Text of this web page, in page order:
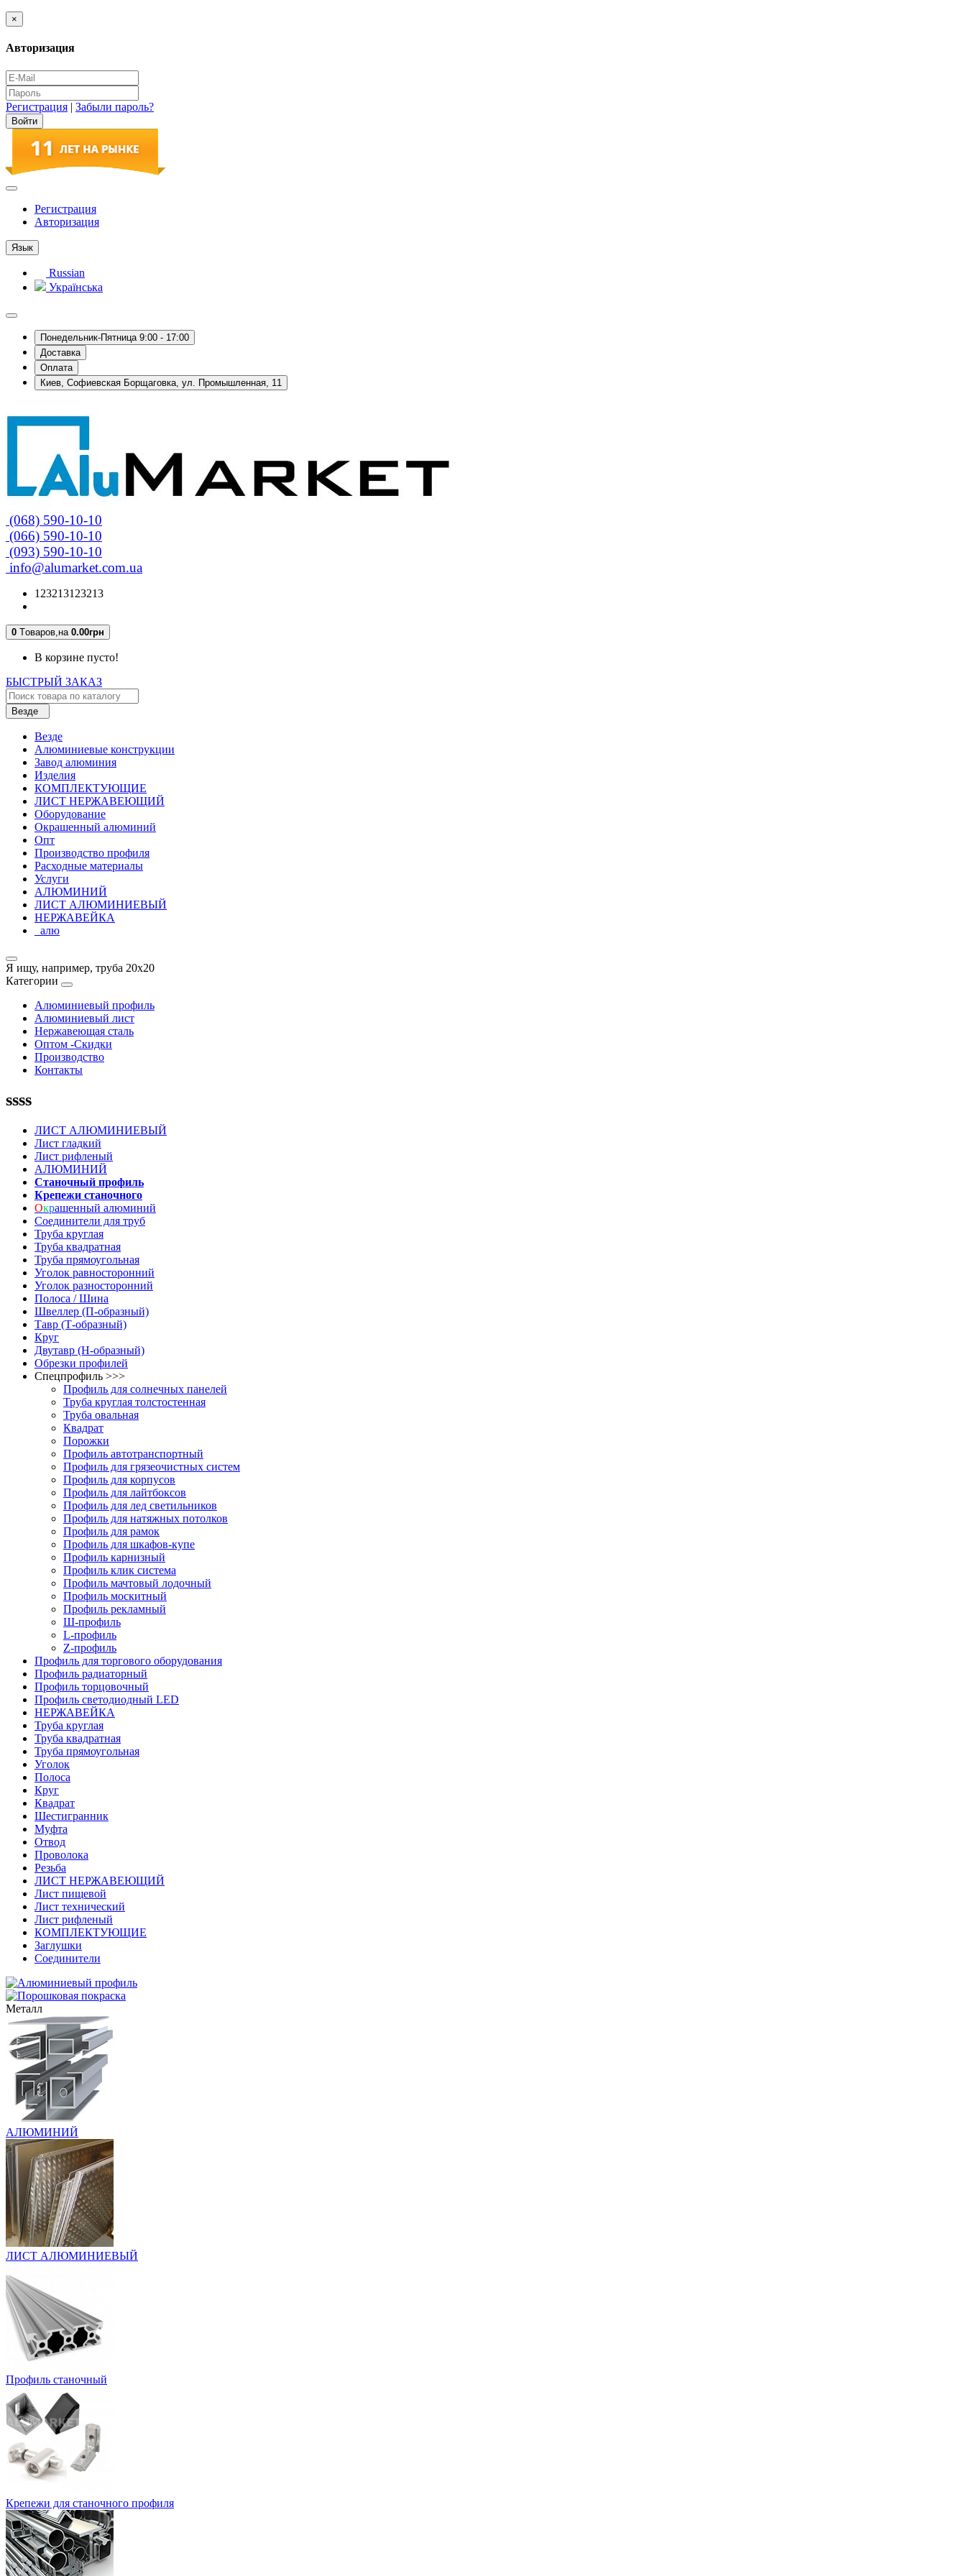
×
Авторизация
Регистрация | Забыли пароль?
Регистрация
Авторизация
Язык
Russian
Українська
Понедельник-Пятница 9:00 - 17:00
Доставка
Оплата
Киев, Софиевская Борщаговка, ул. Промышленная, 11
(068) 590-10-10
(066) 590-10-10
(093) 590-10-10
info@alumarket.com.ua
123213123213
0 Tоваров, на 0.00грн
В корзине пусто!
БЫСТРЫЙ ЗАКАЗ
Везде
Везде
Алюминиевые конструкции
Завод алюминия
Изделия
КОМПЛЕКТУЮЩИЕ
ЛИСТ НЕРЖАВЕЮЩИЙ
Оборудование
Окрашенный алюминий
Опт
Производство профиля
Расходные материалы
Услуги
АЛЮМИНИЙ
ЛИСТ АЛЮМИНИЕВЫЙ
НЕРЖАВЕЙКА
_алю
Я ищу, например, труба 20х20
Категории
Алюминиевый профиль
Алюминиевый лист
Нержавеющая сталь
Оптом -Скидки
Производство
Контакты
ssss
ЛИСТ АЛЮМИНИЕВЫЙ
Лист гладкий
Лист рифленый
АЛЮМИНИЙ
Станочный профиль
Крепежи станочного
Окрашенный алюминий
Соединители для труб
Труба круглая
Труба квадратная
Труба прямоугольная
Уголок равносторонний
Уголок разносторонний
Полоса / Шина
Швеллер (П-образный)
Тавр (Т-образный)
Круг
Двутавр (H-образный)
Обрезки профилей
Спецпрофиль >>>
Профиль для солнечных панелей
Труба круглая толстостенная
Труба овальная
Квадрат
Порожки
Профиль автотранспортный
Профиль для грязеочистных систем
Профиль для корпусов
Профиль для лайтбоксов
Профиль для лед светильников
Профиль для натяжных потолков
Профиль для рамок
Профиль для шкафов-купе
Профиль карнизный
Профиль клик система
Профиль мачтовый лодочный
Профиль москитный
Профиль рекламный
Ш-профиль
L-профиль
Z-профиль
Профиль для торгового оборудования
Профиль радиаторный
Профиль торцовочный
Профиль светодиодный LED
НЕРЖАВЕЙКА
Труба круглая
Труба квадратная
Труба прямоугольная
Уголок
Полоса
Круг
Квадрат
Шестигранник
Муфта
Отвод
Проволока
Резьба
ЛИСТ НЕРЖАВЕЮЩИЙ
Лист пищевой
Лист технический
Лист рифленый
КОМПЛЕКТУЮЩИЕ
Заглушки
Соединители
Металл
АЛЮМИНИЙ
ЛИСТ АЛЮМИНИЕВЫЙ
Профиль станочный
Крепежи для станочного профиля